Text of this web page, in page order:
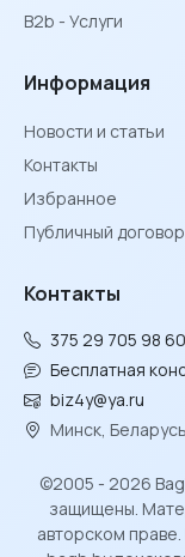
B2b - Услуги
Информация
Новости и статьи
Контакты
Избранное
Публичный договор
Контакты
375 29 705 98 60
Бесплатная
biz4y@ya.ru
Минск, Беларусь
©2005 - 2026
защищены.
авторском